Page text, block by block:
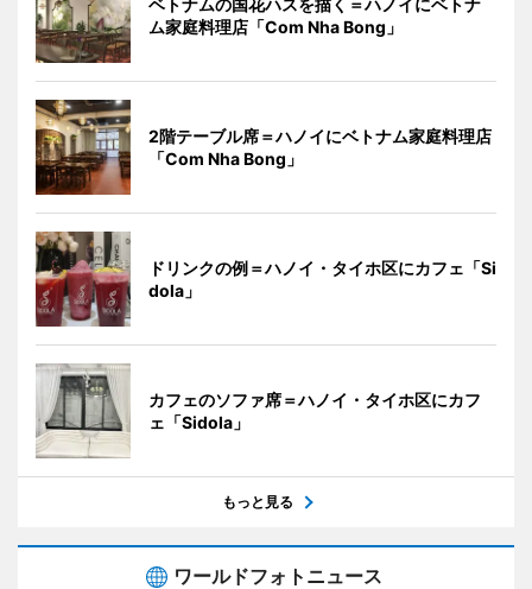
ム家庭料理店「Com Nha Bong」
2階テーブル席＝ハノイにベトナム家庭料理店
「Com Nha Bong」
ドリンクの例＝ハノイ・タイホ区にカフェ「Si
dola」
カフェのソファ席＝ハノイ・タイホ区にカフ
ェ「Sidola」
もっと見る
ワールドフォトニュース